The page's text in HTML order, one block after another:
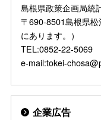
島根県政策企画局統
〒690-8501島根県
にあります。）
TEL:0852-22-5069
e-mail:tokei-
企業広告